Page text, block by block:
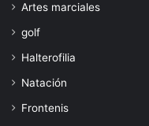
Artes marciales
golf
Halterofilia
Natación
Frontenis